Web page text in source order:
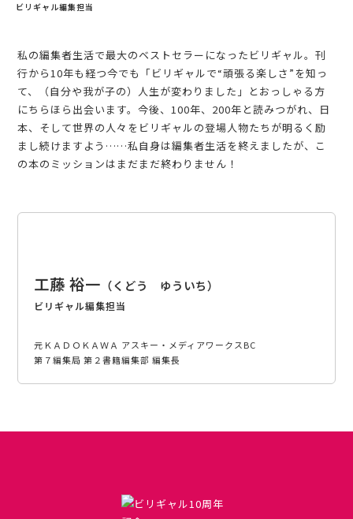
ビリギャル編集担当
私の編集者生活で最大のベストセラーになったビリギャル。刊
行から10年も経つ今でも「ビリギャルで“頑張る楽しさ”を知っ
て、（自分や我が子の）人生が変わりました」とおっしゃる方
にちらほら出会います。今後、100年、200年と読みつがれ、日
本、そして世界の人々をビリギャルの登場人物たちが明るく励
まし続けますよう……私自身は編集者生活を終えましたが、こ
の本のミッションはまだまだ終わりません！
工藤 裕一 くどう ゆういち
ビリギャル編集担当
元ＫＡＤＯＫＡＷＡ アスキー・メディアワークスBC
第７編集局 第２書籍編集部 編集長